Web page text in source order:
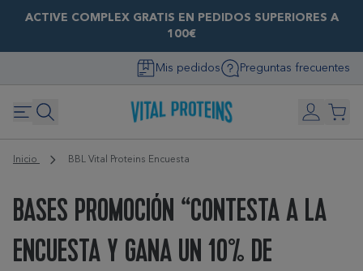
ACTIVE COMPLEX GRATIS EN PEDIDOS SUPERIORES A
100€
Mis pedidos Preguntas frecuentes
Inicio BBL Vital Proteins Encuesta
BASES PROMOCIÓN “CONTESTA A LA
ENCUESTA Y GANA UN 10% DE